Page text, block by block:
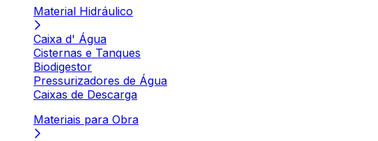
Material Hidráulico
Caixa d' Água
Cisternas e Tanques
Biodigestor
Pressurizadores de Água
Caixas de Descarga
Materiais para Obra